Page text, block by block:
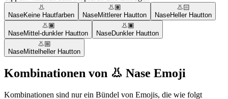
👃
NaseKeine Hautfarben
👃🏽
NaseMittlerer Hautton
👃🏻
NaseHeller Hautton
👃🏾
NaseMittel-dunkler Hautton
👃🏿
NaseDunkler Hautton
👃🏼
NaseMittelheller Hautton
Kombinationen von 👃 Nase Emoji
Kombinationen sind nur ein Bündel von Emojis, die wie folgt